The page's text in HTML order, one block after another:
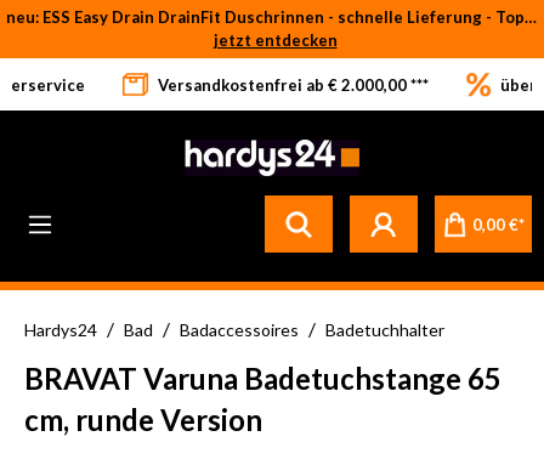
Zum Hauptinhalt springen
neu: ESS Easy Drain DrainFit Duschrinnen - schnelle Lieferung - Top-Preise
jetzt entdecken
Versandkostenfrei ab € 2.000,00 *** über
0,00 €*
Hardys24 / Bad / Badaccessoires / Badetuchhalter
BRAVAT Varuna Badetuchstange 65
cm, runde Version